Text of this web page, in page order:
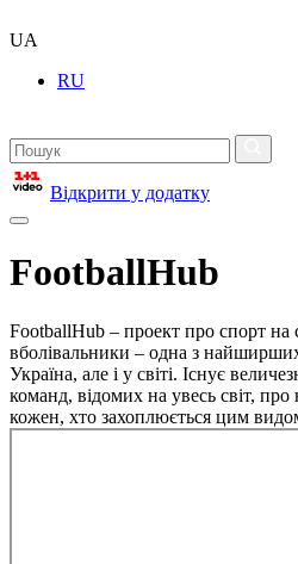
UA
RU
Відкрити у додатку
FootballHub
FootballHub – проект про спорт на
вболівальники – одна з
Україна, але і у світі. Існує
команд, відомих на увесь світ,
кожен, хто захоплюється цим